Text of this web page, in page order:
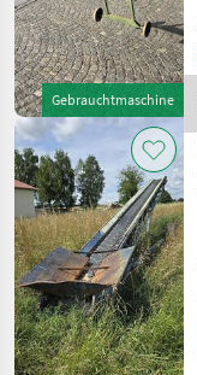
Gebrauchtmaschine